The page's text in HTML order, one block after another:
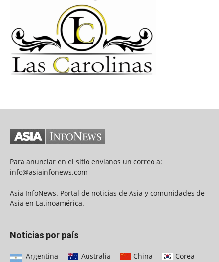
Para anunciar en el sitio envianos un correo a:
info@asiainfonews.com
Asia InfoNews. Portal de noticias de Asia y comunidades de
Asia en Latinoamérica.
Noticias por país
Argentina Australia China Corea